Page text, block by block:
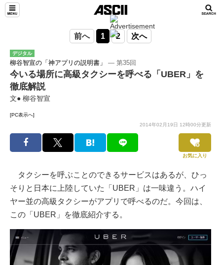
前へ 1 2 次へ
デジタル
柳谷智宣の「神アプリの説明書」 ― 第35回
今いる場所に高級タクシーを呼べる「UBER」を
徹底解説
文● 柳谷智宣
[PC表示へ]
2014年02月19日 12時00分更新
お気に入り
タクシーを呼ぶことのできるサービスはあるが、ひっ
そりと日本に上陸していた「UBER」は一味違う。ハイ
ヤー並の高級タクシーがアプリで呼べるのだ。今回は、
この「UBER」を徹底紹介する。